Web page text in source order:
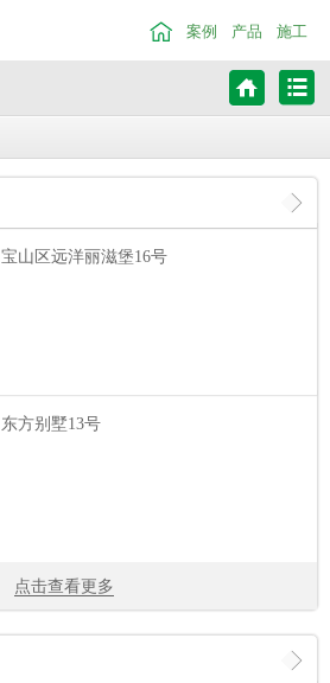
案例 产品 施工
宝山区远洋丽滋堡16号
东方别墅13号
点击查看更多